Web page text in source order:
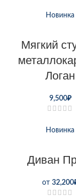
Новинка
Мягкий
Логан
9,500₽
Новинка
Диван
от 32,200